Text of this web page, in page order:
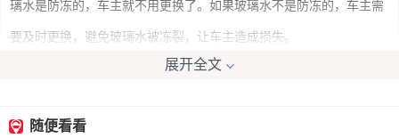
璃水是防冻的，车主就不用更换了。如果玻璃水不是防冻的，车主需
要及时更换，避免玻璃水被冻裂，让车主造成损失。
2023-01-02 11:59:29
展开全文
随便看看